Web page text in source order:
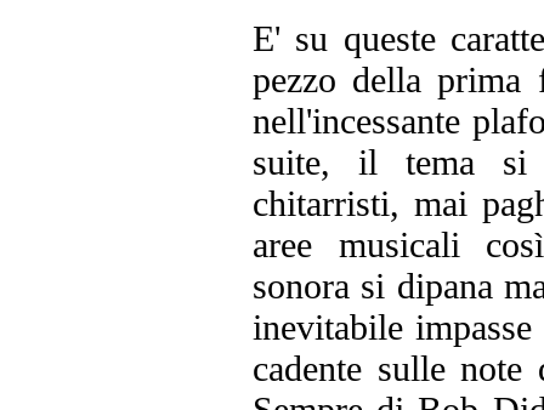
E' su queste
pezzo della
nell'incessante
suite, il tema si
chitarristi, mai
aree musicali
sonora si dipana
inevitabile
cadente sulle